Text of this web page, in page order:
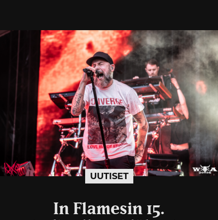
UUTISET
In Flamesin 15.